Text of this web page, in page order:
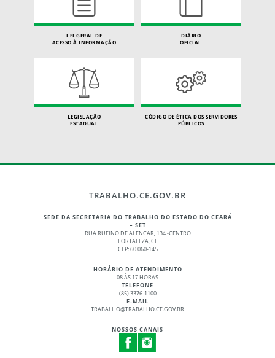
LEI GERAL DE
ACESSO À INFORMAÇÃO
DIÁRIO
OFICIAL
LEGISLAÇÃO
ESTADUAL
CÓDIGO DE ÉTICA DOS SERVIDORES
PÚBLICOS
TRABALHO.CE.GOV.BR
SEDE DA SECRETARIA DO TRABALHO DO ESTADO DO CEARÁ
– SET
RUA RUFINO DE ALENCAR, 134 -CENTRO
FORTALEZA, CE
CEP: 60.060-145
HORÁRIO DE ATENDIMENTO
08 ÀS 17 HORAS
TELEFONE
(85) 3376-1100
E-MAIL
TRABALHO@TRABALHO.CE.GOV.BR
NOSSOS CANAIS